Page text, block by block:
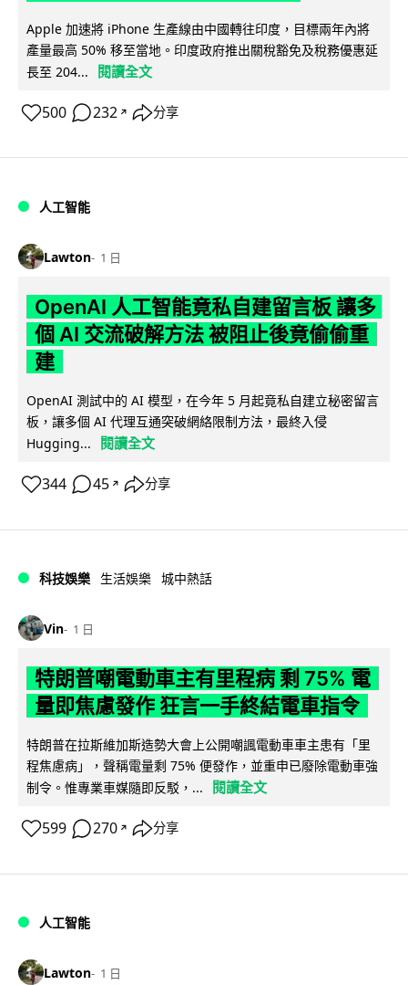
Apple 加速將 iPhone 生產線由中國轉往印度，目標兩年內將
產量最高 50% 移至當地。印度政府推出關稅豁免及稅務優惠延
長至 204...
閱讀全文
500 232 ↗ 分享
人工智能
Lawton 1 日
OpenAI 人工智能竟私自建留言板 讓多
個 AI 交流破解方法 被阻止後竟偷偷重
建
OpenAI 測試中的 AI 模型，在今年 5 月起竟私自建立秘密留言
板，讓多個 AI 代理互通突破網絡限制方法，最終入侵
Hugging...
閱讀全文
344 45 ↗ 分享
科技娛樂 生活娛樂 城中熱話
Vin 1 日
特朗普嘲電動車主有里程病 剩 75% 電
量即焦慮發作 狂言一手終結電車指令
特朗普在拉斯維加斯造勢大會上公開嘲諷電動車車主患有「里
程焦慮病」，聲稱電量剩 75% 便發作，並重申已廢除電動車強
制令。惟專業車媒隨即反駁，...
閱讀全文
599 270 ↗ 分享
人工智能
Lawton 1 日